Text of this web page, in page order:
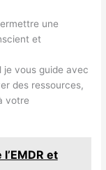
une
et
je vous guide avec
des ressources,
votre
et